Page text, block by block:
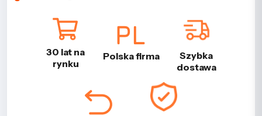
30 lat na
rynku
Polska firma
Szybka
dostawa